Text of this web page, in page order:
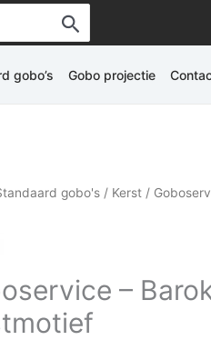
gobo’s Gobo projectie
gobo's / Kerst /
–